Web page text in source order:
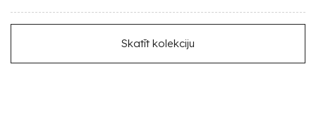
Skatīt kolekciju